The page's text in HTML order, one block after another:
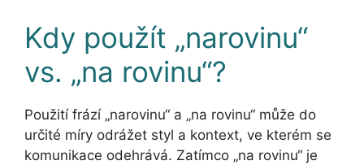
Kdy použít „narovinu“
vs. „na rovinu“?
Použití frází „narovinu“ a „na rovinu“ může do
určité míry odrážet styl a kontext, ve kterém se
komunikace odehrává. Zatímco „na rovinu“ je